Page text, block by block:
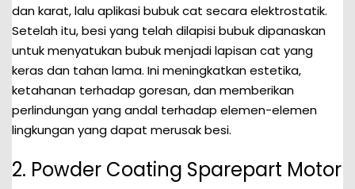
dan karat, lalu aplikasi bubuk cat secara elektrostatik.
Setelah itu, besi yang telah dilapisi bubuk dipanaskan
untuk menyatukan bubuk menjadi lapisan cat yang
keras dan tahan lama. Ini meningkatkan estetika,
ketahanan terhadap goresan, dan memberikan
perlindungan yang andal terhadap elemen-elemen
lingkungan yang dapat merusak besi.
2. Powder Coating Sparepart Motor